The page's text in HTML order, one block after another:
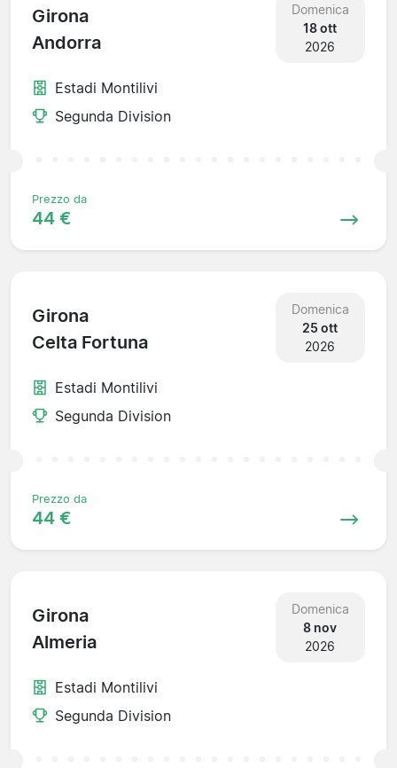
Girona
Andorra
Domenica
18 ott
2026
Estadi Montilivi
Segunda Division
Prezzo da
44 €
Girona
Celta Fortuna
Domenica
25 ott
2026
Estadi Montilivi
Segunda Division
Prezzo da
44 €
Girona
Almeria
Domenica
8 nov
2026
Estadi Montilivi
Segunda Division